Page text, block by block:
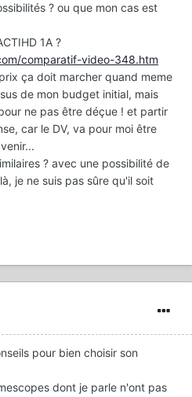
? ou que mon cas est
1A ?
comparatif-video-348.htm
ça doit marcher quand meme
de mon budget initial, mais
ne pas être déçue ! et partir
car le DV, va pour moi être
? avec une possibilité de
je ne suis pas sûre qu'il soit
pour bien choisir son
dont je parle n'ont pas